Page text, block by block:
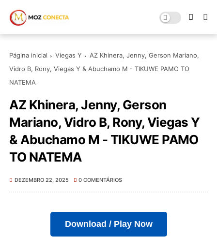
Página inicial Viegas Y
AZ Khinera, Jenny, Gerson Mariano,
Vidro B, Rony, Viegas Y & Abuchamo M - TIKUWE PAMO TO
NATEMA
AZ Khinera, Jenny, Gerson
Mariano, Vidro B, Rony, Viegas Y
& Abuchamo M - TIKUWE PAMO
TO NATEMA
DEZEMBRO 22, 2025 0 COMENTÁRIOS
Download / Play Now